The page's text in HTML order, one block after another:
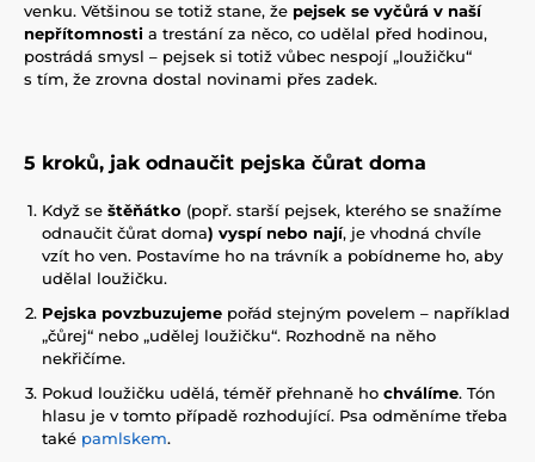
venku. Většinou se totiž stane, že pejsek se vyčůrá v naší
nepřítomnosti a trestání za něco, co udělal před hodinou,
postrádá smysl – pejsek si totiž vůbec nespojí „loužičku“
s tím, že zrovna dostal novinami přes zadek.
5 kroků, jak odnaučit pejska čůrat doma
Když se štěňátko (popř. starší pejsek, kterého se snažíme
odnaučit čůrat doma) vyspí nebo nají, je vhodná chvíle
vzít ho ven. Postavíme ho na trávník a pobídneme ho, aby
udělal loužičku.
Pejska povzbuzujeme pořád stejným povelem – například
„čůrej“ nebo „udělej loužičku“. Rozhodně na něho
nekřičíme.
Pokud loužičku udělá, téměř přehnaně ho chválíme. Tón
hlasu je v tomto případě rozhodující. Psa odměníme třeba
také pamlskem.